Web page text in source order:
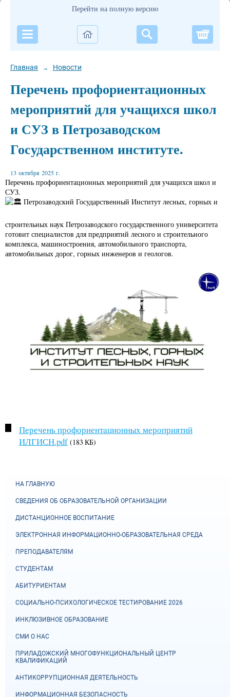
Перейти на полную версию
Главная → Новости
Перечень профориентационных
мероприятий для учащихся школ
и СУЗ в Петрозаводском
Государственном институте.
13 октября 2025 г.
Перечень профориентационных мероприятий для учащихся школ и
СУЗ.
Петрозаводский Государственный Институт лесных, горных и
строительных наук Петрозаводского государственного университета
готовит специалистов для предприятий лесного и строительного
комплекса, машиностроения, автомобильного транспорта,
автомобильных дорог, горных инженеров и геологов.
Перечень профориентационных мероприятий
ИЛГИСН.pdf (183 КБ)
НА ГЛАВНУЮ
СВЕДЕНИЯ ОБ ОБРАЗОВАТЕЛЬНОЙ ОРГАНИЗАЦИИ
ДИСТАНЦИОННОЕ ВОСПИТАНИЕ
ЭЛЕКТРОННАЯ ИНФОРМАЦИОННО-ОБРАЗОВАТЕЛЬНАЯ СРЕДА
ПРЕПОДАВАТЕЛЯМ
СТУДЕНТАМ
АБИТУРИЕНТАМ
СОЦИАЛЬНО-ПСИХОЛОГИЧЕСКОЕ ТЕСТИРОВАНИЕ 2026
ИНКЛЮЗИВНОЕ ОБРАЗОВАНИЕ
СМИ О НАС
ПРИЛАДОЖСКИЙ МНОГОФУНКЦИОНАЛЬНЫЙ ЦЕНТР
КВАЛИФИКАЦИЙ
АНТИКОРРУПЦИОННАЯ ДЕЯТЕЛЬНОСТЬ
ИНФОРМАЦИОННАЯ БЕЗОПАСНОСТЬ